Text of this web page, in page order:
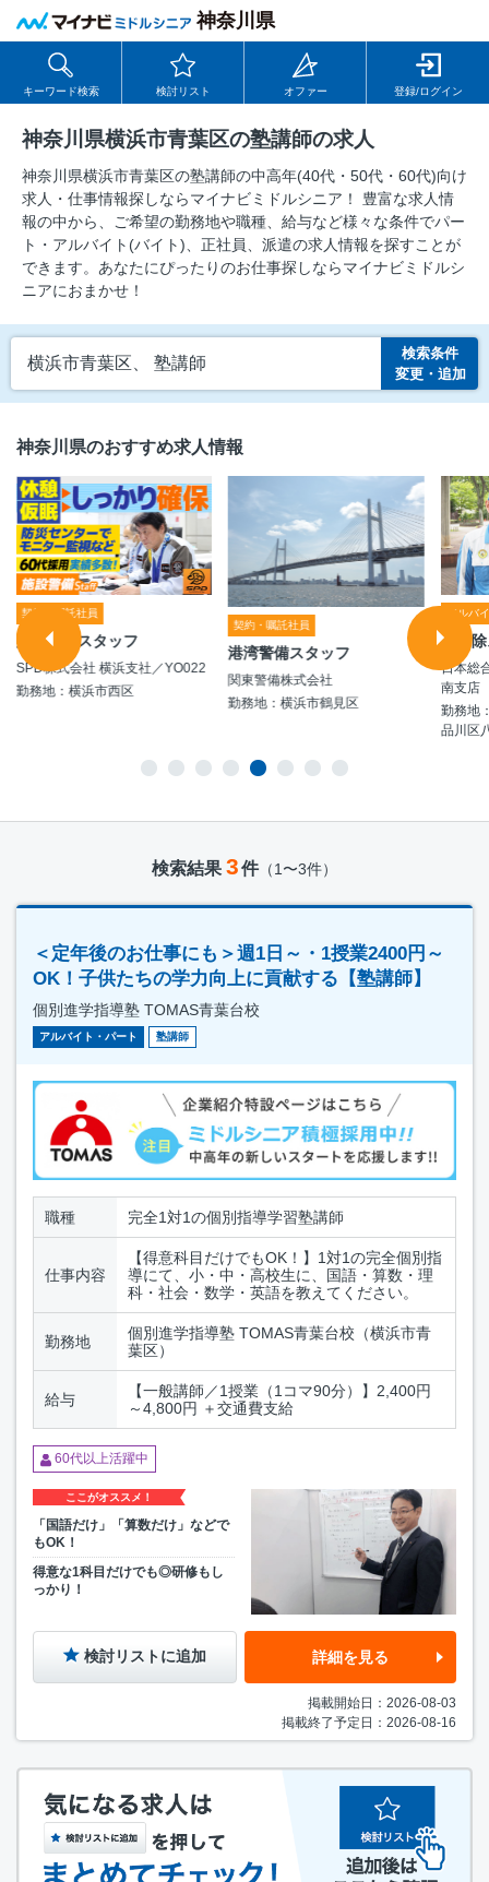
神奈川県
キーワード検索 検討リスト オファー 登録/ログイン
神奈川県横浜市青葉区の塾講師の求人
神奈川県横浜市青葉区の塾講師の中⾼年(40代・50代・60代)向け
求⼈・仕事情報探しならマイナビミドルシニア！ 豊富な求人情
報の中から、ご希望の勤務地や職種、給与など様々な条件でパー
ト・アルバイト(バイト)、正社員、派遣の求人情報を探すことが
できます。あなたにぴったりのお仕事探しならマイナビミドルシ
ニアにおまかせ！
横浜市青葉区、 塾講師
検索条件
変更・追加
神奈川県のおすすめ求人情報
契約・嘱託社員
施設警備スタッフ
SPD株式会社 横浜支社／YO022
勤務地：横浜市西区
契約・嘱託社員
港湾警備スタッフ
関東警備株式会社
勤務地：横浜市鶴見区
アルバ
お掃
日本総
南支店
勤務地
品川区
検索結果 3件（1〜3件）
＜定年後のお仕事にも＞週1日～・1授業2400円～
OK！子供たちの学力向上に貢献する【塾講師】
個別進学指導塾 TOMAS青葉台校
アルバイト・パート 塾講師
職種 完全1対1の個別指導学習塾講師
仕事内容
【得意科目だけでもOK！】1対1の完全個別指
導にて、小・中・高校生に、国語・算数・理
科・社会・数学・英語を教えてください。
勤務地
個別進学指導塾 TOMAS青葉台校（横浜市青
葉区）
給与
【一般講師／1授業（1コマ90分）】2,400円
～4,800円 ＋交通費支給
60代以上活躍中
ここがオススメ！
「国語だけ」「算数だけ」などで
もOK！
得意な1科目だけでも◎研修もし
っかり！
検討リストに追加 詳細を見る
掲載開始日：2026-08-03
掲載終了予定日：2026-08-16